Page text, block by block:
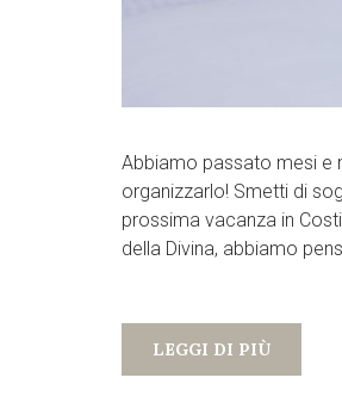
Abbiamo passato mesi e
organizzarlo! Smetti di
prossima vacanza in
della Divina, abbiamo
LEGGI DI PIÙ